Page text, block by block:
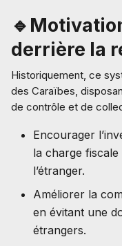
derrière la
Historiquement, ce
des Caraïbes,
de contrôle et de
Encourager
la charge
l’étranger.
Améliorer la
en évitant une
étrangers.